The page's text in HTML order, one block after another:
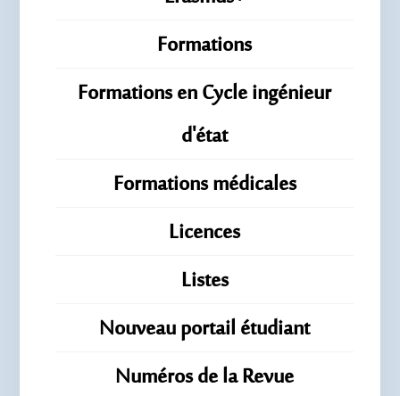
Formations
Formations en Cycle ingénieur
d'état
Formations médicales
Licences
Listes
Nouveau portail étudiant
Numéros de la Revue